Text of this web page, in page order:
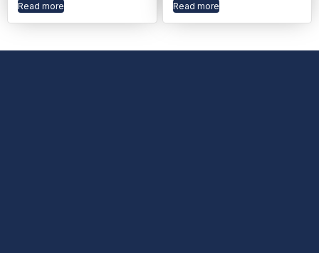
Read more Read more